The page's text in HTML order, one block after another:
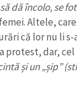
dă încolo, se
Altele,
că lor nu li
protest, dar,
și un „șip”